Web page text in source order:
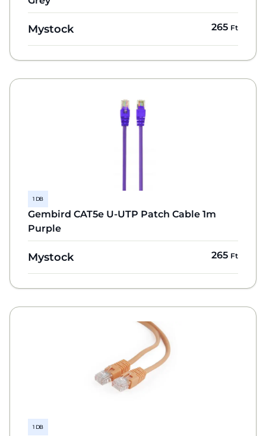
Mystock 265 Ft
1 DB
Gembird CAT5e U-UTP Patch Cable 1m
Purple
Mystock 265 Ft
1 DB